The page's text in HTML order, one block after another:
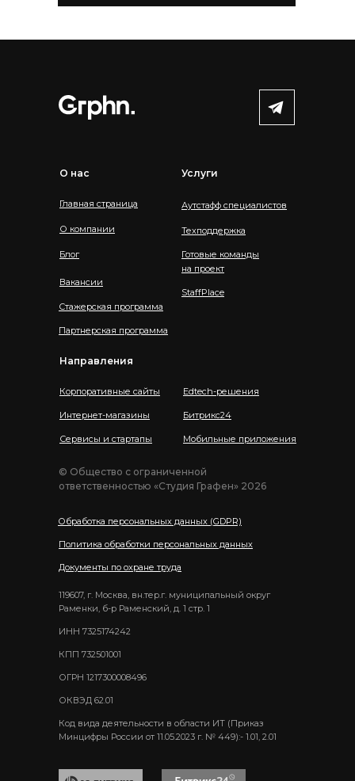
© Общество с ограниченной
ответственностью «Студия Графен» 2026
Обработка персональных данных (GDPR)
Политика обработки персональных данных
Документы по охране труда
О нас
Главная страница
О компании
Блог
Вакансии
Направления
Корпоративные сайты
Интернет-магазины
Сервисы и стартапы
Edtech-решения
Битрикс24
Мобильные приложения
Услуги
Готовые команды
на проект
Аутстафф специалистов
Техподдержка
StaffPlace
Стажерская программа
Партнерская программа
ИНН 7325174242
КПП 732501001
ОГРН 1217300008496
ОКВЭД 62.01
119607, г. Москва, вн.тер.г. муниципальный округ
Раменки, б-р Раменский, д. 1 стр. 1
Код вида деятельности в области ИТ (Приказ
Минцифры России от 11.05.2023 г. № 449):- 1.01, 2.01